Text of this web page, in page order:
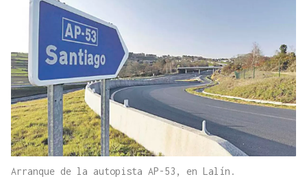
Arranque de la autopista AP-53, en Lalín.